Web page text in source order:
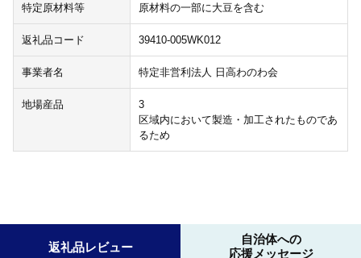
特定原材料等 原材料の一部に大豆を含む
返礼品コード 39410-005WK012
事業者名 特定非営利法人 日高わのわ会
地場産品
3
区域内において製造・加工されたものであ
るため
返礼品レビュー
自治体への
応援メッセージ